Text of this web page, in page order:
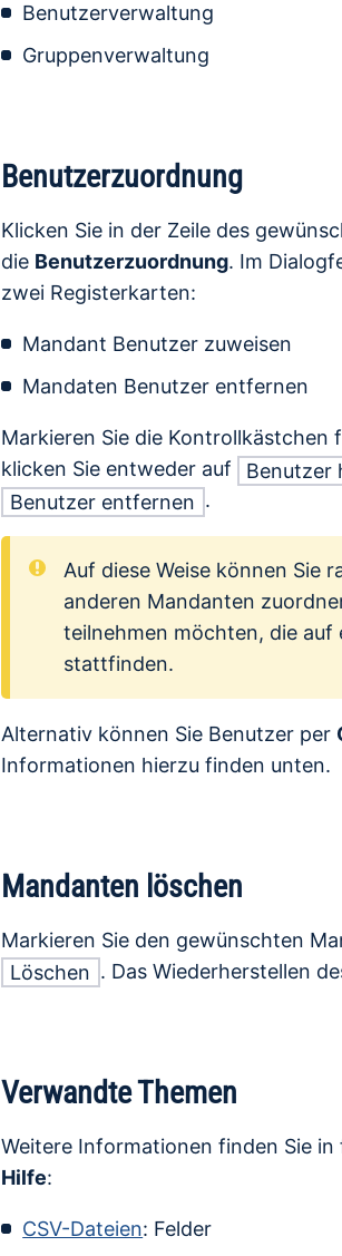
Benutzerverwaltung
Gruppenverwaltung
Benutzerzuordnung
Klicken Sie in der Zeile des
die Benutzerzuordnung. Im
zwei Registerkarten:
Mandant Benutzer zuweisen
Mandaten Benutzer entfernen
Markieren Sie die Kontrollkästchen
klicken Sie entweder auf
Benutzer
Benutzer entfernen .
Auf diese Weise können Sie
anderen Mandanten
teilnehmen möchten, die auf
stattfinden.
Alternativ können Sie Benutzer per
Informationen hierzu finden unten.
Mandanten löschen
Markieren Sie den gewünschten
Löschen . Das Wiederherstellen
Verwandte Themen
Weitere Informationen finden Sie
Hilfe:
CSV-Dateien: Felder